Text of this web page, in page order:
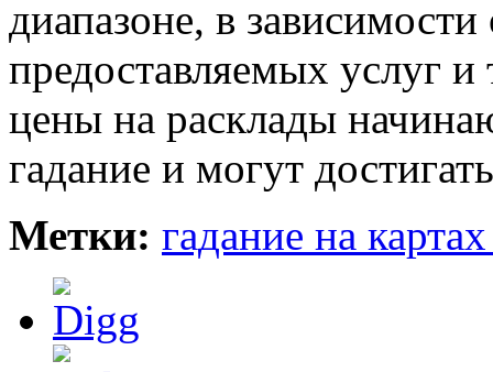
диапазоне, в
предоставляемых услуг
цены на расклады
гадание и могут
Метки: гадание на